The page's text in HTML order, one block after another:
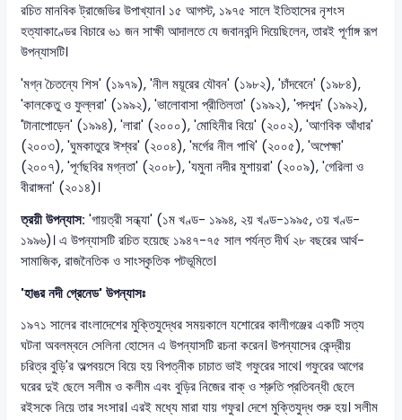
রচিত মানবিক ট্রাজেডির উপাখ্যান। ১৫ আগস্ট, ১৯৭৫ সালে ইতিহাসের নৃশংস
হত্যাকাণ্ডের বিচারে ৬১ জন সাক্ষী আদালতে যে জবানবন্দি দিয়েছিলেন, তারই পূর্ণাঙ্গ রূপ
উপন্যাসটি।
'মগ্ন চৈতন্যে শিস' (১৯৭৯), 'নীল ময়ূরের যৌবন' (১৯৮২), 'চাঁদবেনে' (১৯৮৪),
'কালকেতু ও ফুল্লরা' (১৯৯২), 'ভালোবাসা প্রীতিলতা' (১৯৯২), 'পদশব্দ' (১৯৯২),
'টানাপোড়েন' (১৯৯৪), 'লারা' (২০০০), 'মোহিনীর বিয়ে' (২০০২), 'আণবিক আঁধার'
(২০০৩), 'ঘুমকাতুরে ঈশ্বর' (২০০৪), 'মর্গের নীল পাখি' (২০০৫), 'অপেক্ষা'
(২০০৭), 'পূর্ণছবির মগ্নতা' (২০০৮), 'যমুনা নদীর মুশায়রা' (২০০৯), 'গেরিলা ও
বীরাঙ্গনা' (২০১৪)।
ত্রয়ী উপন্যাস:'গায়ত্রী সন্ধ্যা' (১ম খণ্ড- ১৯৯৪, ২য় খণ্ড-১৯৯৫, ৩য় খণ্ড-
১৯৯৬)। এ উপন্যাসটি রচিত হয়েছে ১৯৪৭-৭৫ সাল পর্যন্ত দীর্ঘ ২৮ বছরের আর্থ-
সামাজিক, রাজনৈতিক ও সাংস্কৃতিক পটভূমিতে।
'হাঙর নদী গ্রেনেড' উপন্যাসঃ
১৯৭১ সালের বাংলাদেশের মুক্তিযুদ্ধের সময়কালে যশোরের কালীগঞ্জের একটি সত্য
ঘটনা অবলম্বনে সেলিনা হোসেন এ উপন্যাসটি রচনা করেন। উপন্যাসের কেন্দ্রীয়
চরিত্র বুড়ি'র অল্পবয়সে বিয়ে হয় বিপত্নীক চাচাত ভাই গফুরের সাথে। গফুরের আগের
ঘরের দুই ছেলে সলীম ও কলীম এবং বুড়ির নিজের বাক্ ও শ্রুতি প্রতিবন্ধী ছেলে
রইসকে নিয়ে তার সংসার। এরই মধ্যে মারা যায় গফুর। দেশে মুক্তিযুদ্ধ শুরু হয়। সলীম